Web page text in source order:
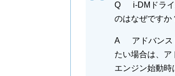
Q i-DMドライ
のはなぜですか
A アドバンス
たい場合は、ア
エンジン始動時